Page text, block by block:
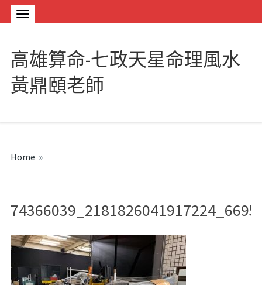
高雄算命-七政天星命理風水
黃鼎頤老師
Home »